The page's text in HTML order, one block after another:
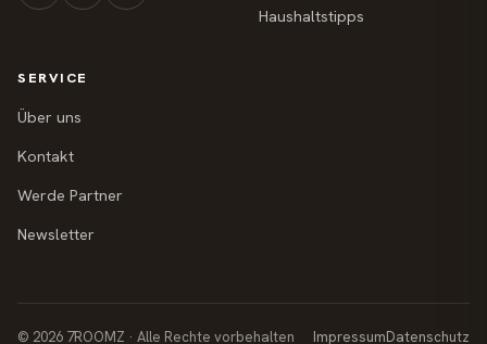
Haushaltstipps
SERVICE
Über uns
Kontakt
Werde Partner
Newsletter
© 2026 7ROOMZ · Alle Rechte vorbehalten ImpressumDatenschutz